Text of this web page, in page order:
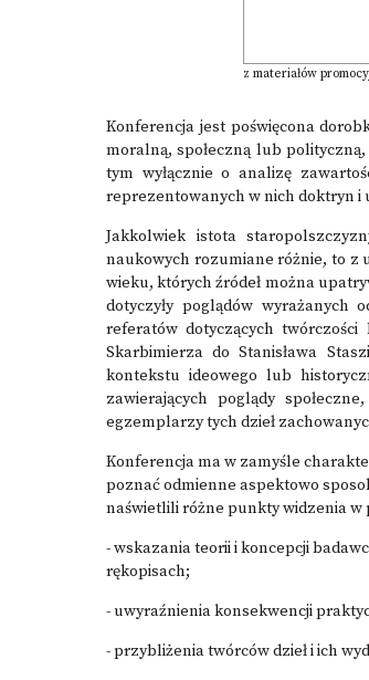
z materiałów
Konferencja jest poświęcona
moralną, społeczną lub
tym wyłącznie o analizę
reprezentowanych w nich doktryn i
Jakkolwiek istota
naukowych rozumiane różnie, to z
wieku, których źródeł można
dotyczyły poglądów wyrażanych
referatów dotyczących twórczości
Skarbimierza do Stanisława
kontekstu ideowego lub
zawierających poglądy
egzemplarzy tych dzieł
Konferencja ma w zamyśle
poznać odmienne aspektowo
naświetlili różne punkty widzenia w
- wskazania teorii i koncepcji
rękopisach;
- uwyraźnienia konsekwencji
- przybliżenia twórców dzieł i ich